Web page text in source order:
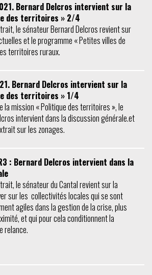
Bernard Delcros intervient sur la
des territoires » 2/4
le sénateur Bernard Delcros revient sur
et le programme « Petites villes de
territoires ruraux.
Bernard Delcros intervient sur la
des territoires » 1/4
la mission « Politique des territoires », le
intervient dans la discussion générale.et
sur les zonages.
: Bernard Delcros intervient dans la
le sénateur du Cantal revient sur la
sur les collectivités locales qui se sont
agiles dans la gestion de la crise, plus
et qui pour cela conditionnent la
relance.